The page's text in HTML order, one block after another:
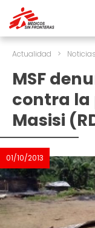
Actualidad > Noticias
MSF
contra la
Masisi
01/10/2013